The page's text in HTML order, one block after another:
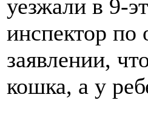
уезжали в 9-
инспектор
заявлении,
кошка, а у